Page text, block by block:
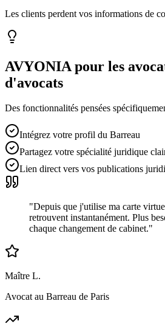
Les clients perdent vos informations de
AVYONIA pour les
d'avocats
Des fonctionnalités pensées
Intégrez votre profil du Barreau
Partagez votre spécialité juridique
Lien direct vers vos publications
"Depuis que j'utilise ma carte
retrouvent instantanément. Plus
chaque changement de cabinet."
Maître L.
Avocat au Barreau de Paris